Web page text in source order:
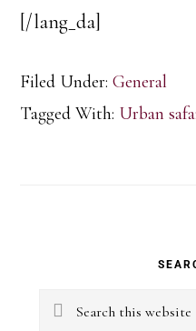
[/lang_da]
Filed Under:General
Tagged With: Urban
Sidebar
Search